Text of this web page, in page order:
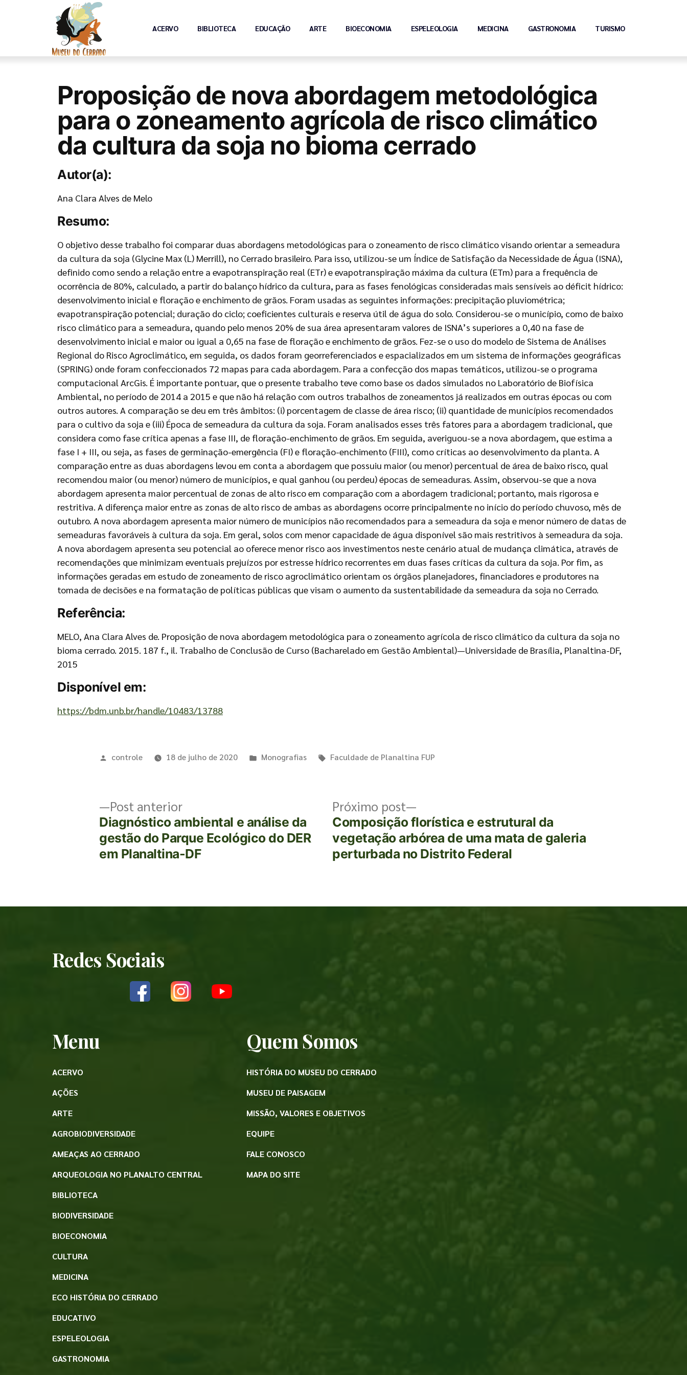
ACERVO BIBLIOTECA EDUCAÇÃO ARTE BIOECONOMIA ESPELEOLOGIA MEDICINA GASTRONOMIA TURISMO
Proposição de nova abordagem metodológica
para o zoneamento agrícola de risco climático
da cultura da soja no bioma cerrado
Autor(a):
Ana Clara Alves de Melo
Resumo:
O objetivo desse trabalho foi comparar duas abordagens metodológicas para o zoneamento de risco climático visando orientar a semeadura
da cultura da soja (Glycine Max (L) Merrill), no Cerrado brasileiro. Para isso, utilizou-se um Índice de Satisfação da Necessidade de Água (ISNA),
definido como sendo a relação entre a evapotranspiração real (ETr) e evapotranspiração máxima da cultura (ETm) para a frequência de
ocorrência de 80%, calculado, a partir do balanço hídrico da cultura, para as fases fenológicas consideradas mais sensíveis ao déficit hídrico:
desenvolvimento inicial e floração e enchimento de grãos. Foram usadas as seguintes informações: precipitação pluviométrica;
evapotranspiração potencial; duração do ciclo; coeficientes culturais e reserva útil de água do solo. Considerou-se o município, como de baixo
risco climático para a semeadura, quando pelo menos 20% de sua área apresentaram valores de ISNA’s superiores a 0,40 na fase de
desenvolvimento inicial e maior ou igual a 0,65 na fase de floração e enchimento de grãos. Fez-se o uso do modelo de Sistema de Análises
Regional do Risco Agroclimático, em seguida, os dados foram georreferenciados e espacializados em um sistema de informações geográficas
(SPRING) onde foram confeccionados 72 mapas para cada abordagem. Para a confecção dos mapas temáticos, utilizou-se o programa
computacional ArcGis. É importante pontuar, que o presente trabalho teve como base os dados simulados no Laboratório de Biofísica
Ambiental, no período de 2014 a 2015 e que não há relação com outros trabalhos de zoneamentos já realizados em outras épocas ou com
outros autores. A comparação se deu em três âmbitos: (i) porcentagem de classe de área risco; (ii) quantidade de municípios recomendados
para o cultivo da soja e (iii) Época de semeadura da cultura da soja. Foram analisados esses três fatores para a abordagem tradicional, que
considera como fase crítica apenas a fase III, de floração-enchimento de grãos. Em seguida, averiguou-se a nova abordagem, que estima a
fase I + III, ou seja, as fases de germinação-emergência (FI) e floração-enchimento (FIII), como críticas ao desenvolvimento da planta. A
comparação entre as duas abordagens levou em conta a abordagem que possuiu maior (ou menor) percentual de área de baixo risco, qual
recomendou maior (ou menor) número de municípios, e qual ganhou (ou perdeu) épocas de semeaduras. Assim, observou-se que a nova
abordagem apresenta maior percentual de zonas de alto risco em comparação com a abordagem tradicional; portanto, mais rigorosa e
restritiva. A diferença maior entre as zonas de alto risco de ambas as abordagens ocorre principalmente no início do período chuvoso, mês de
outubro. A nova abordagem apresenta maior número de municípios não recomendados para a semeadura da soja e menor número de datas de
semeaduras favoráveis à cultura da soja. Em geral, solos com menor capacidade de água disponível são mais restritivos à semeadura da soja.
A nova abordagem apresenta seu potencial ao oferece menor risco aos investimentos neste cenário atual de mudança climática, através de
recomendações que minimizam eventuais prejuízos por estresse hídrico recorrentes em duas fases críticas da cultura da soja. Por fim, as
informações geradas em estudo de zoneamento de risco agroclimático orientam os órgãos planejadores, financiadores e produtores na
tomada de decisões e na formatação de políticas públicas que visam o aumento da sustentabilidade da semeadura da soja no Cerrado.
Referência:
MELO, Ana Clara Alves de. Proposição de nova abordagem metodológica para o zoneamento agrícola de risco climático da cultura da soja no
bioma cerrado. 2015. 187 f., il. Trabalho de Conclusão de Curso (Bacharelado em Gestão Ambiental)—Universidade de Brasília, Planaltina-DF,
2015
Disponível em:
https://bdm.unb.br/handle/10483/13788
controle 18 de julho de 2020 Monografias Faculdade de Planaltina FUP
Post anterior
Diagnóstico ambiental e análise da
gestão do Parque Ecológico do DER
em Planaltina-DF
Próximo post
Composição florística e estrutural da
vegetação arbórea de uma mata de galeria
perturbada no Distrito Federal
Redes Sociais
Menu
ACERVO
AÇÕES
ARTE
AGROBIODIVERSIDADE
AMEAÇAS AO CERRADO
ARQUEOLOGIA NO PLANALTO CENTRAL
BIBLIOTECA
BIODIVERSIDADE
BIOECONOMIA
CULTURA
MEDICINA
ECO HISTÓRIA DO CERRADO
EDUCATIVO
ESPELEOLOGIA
GASTRONOMIA
Quem Somos
HISTÓRIA DO MUSEU DO CERRADO
MUSEU DE PAISAGEM
MISSÃO, VALORES E OBJETIVOS
EQUIPE
FALE CONOSCO
MAPA DO SITE